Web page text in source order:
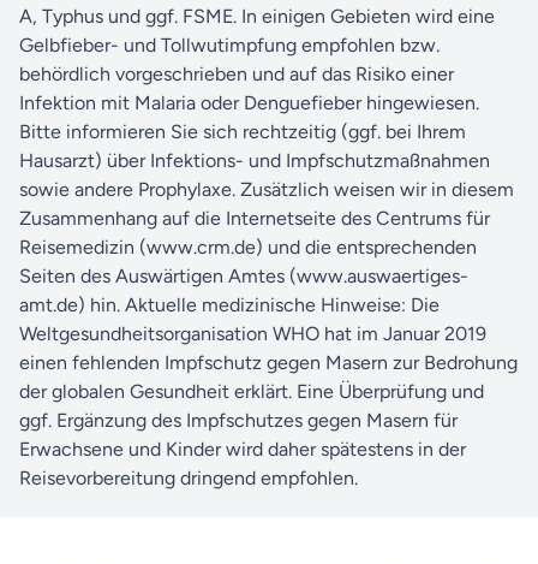
A, Typhus und ggf. FSME. In einigen Gebieten wird eine
Gelbfieber- und Tollwutimpfung empfohlen bzw.
behördlich vorgeschrieben und auf das Risiko einer
Infektion mit Malaria oder Denguefieber hingewiesen.
Bitte informieren Sie sich rechtzeitig (ggf. bei Ihrem
Hausarzt) über Infektions- und Impfschutzmaßnahmen
sowie andere Prophylaxe. Zusätzlich weisen wir in diesem
Zusammenhang auf die Internetseite des Centrums für
Reisemedizin (www.crm.de) und die entsprechenden
Seiten des Auswärtigen Amtes (www.auswaertiges-
amt.de) hin. Aktuelle medizinische Hinweise: Die
Weltgesundheitsorganisation WHO hat im Januar 2019
einen fehlenden Impfschutz gegen Masern zur Bedrohung
der globalen Gesundheit erklärt. Eine Überprüfung und
ggf. Ergänzung des Impfschutzes gegen Masern für
Erwachsene und Kinder wird daher spätestens in der
Reisevorbereitung dringend empfohlen.